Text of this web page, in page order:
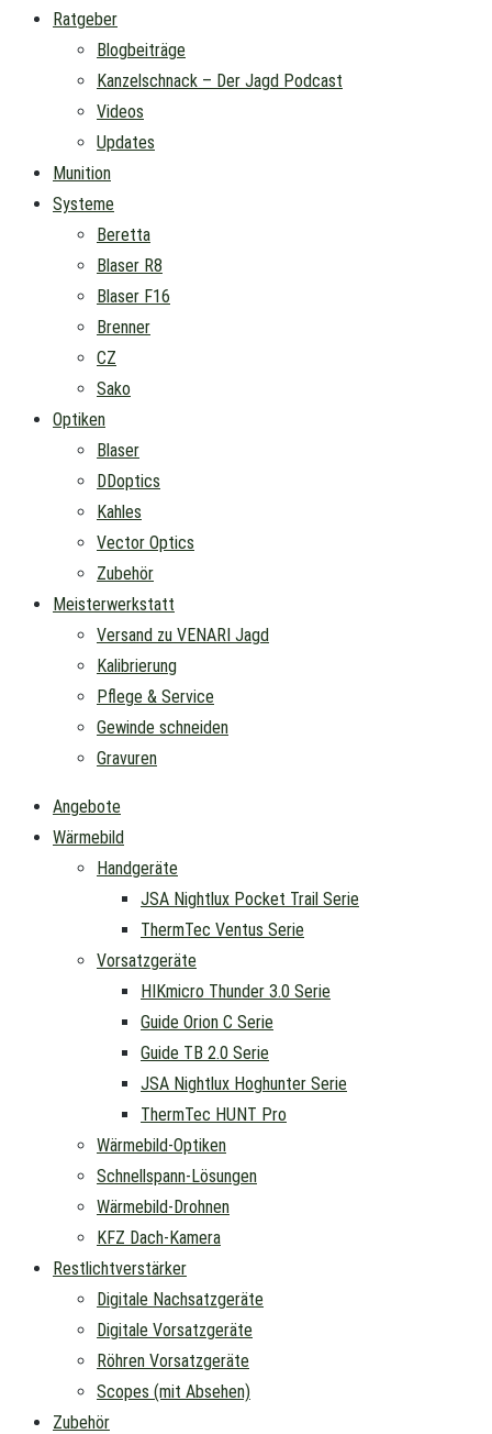
Ratgeber
Blogbeiträge
Kanzelschnack – Der Jagd Podcast
Videos
Updates
Munition
Systeme
Beretta
Blaser R8
Blaser F16
Brenner
CZ
Sako
Optiken
Blaser
DDoptics
Kahles
Vector Optics
Zubehör
Meisterwerkstatt
Versand zu VENARI Jagd
Kalibrierung
Pflege & Service
Gewinde schneiden
Gravuren
Angebote
Wärmebild
Handgeräte
JSA Nightlux Pocket Trail Serie
ThermTec Ventus Serie
Vorsatzgeräte
HIKmicro Thunder 3.0 Serie
Guide Orion C Serie
Guide TB 2.0 Serie
JSA Nightlux Hoghunter Serie
ThermTec HUNT Pro
Wärmebild-Optiken
Schnellspann-Lösungen
Wärmebild-Drohnen
KFZ Dach-Kamera
Restlichtverstärker
Digitale Nachsatzgeräte
Digitale Vorsatzgeräte
Röhren Vorsatzgeräte
Scopes (mit Absehen)
Zubehör